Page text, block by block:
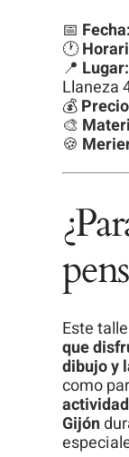
📅 Fecha:
🕐
📍 Lugar:
Llaneza
💰
🎨
🍪
Este
que
dibujo y
como
Gijón